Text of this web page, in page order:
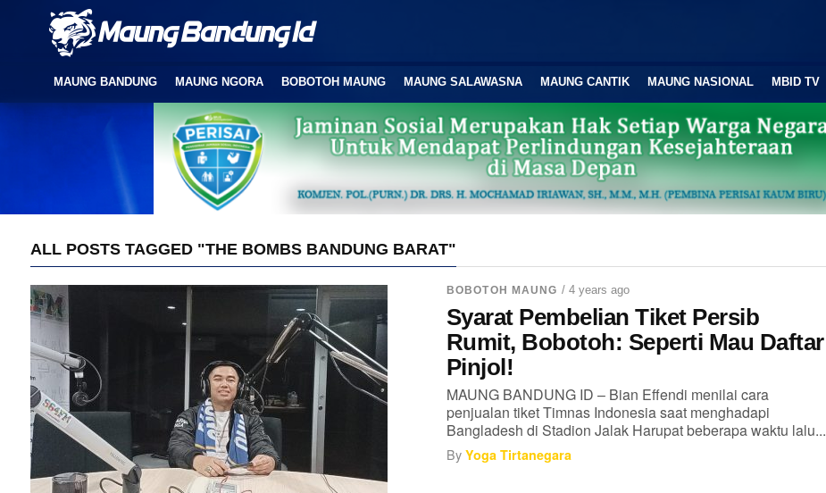
MAUNG BANDUNG MAUNG NGORA BOBOTOH MAUNG MAUNG SALAWASNA MAUNG CANTIK MAUNG NASIONAL MBID TV
ALL POSTS TAGGED "THE BOMBS BANDUNG BARAT"
BOBOTOH MAUNG / 4 years ago
Syarat Pembelian Tiket Persib
Rumit, Bobotoh: Seperti Mau Daftar
Pinjol!
MAUNG BANDUNG ID – Bian Effendi menilai cara
penjualan tiket Timnas Indonesia saat menghadapi
Bangladesh di Stadion Jalak Harupat beberapa waktu lalu...
By Yoga Tirtanegara